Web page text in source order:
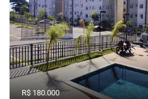
R$ 180.000